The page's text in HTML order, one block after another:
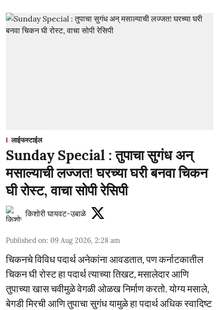
लाईफस्टाईल
Sunday Special : तुपाचा सुगंध अन्
मसाल्याची लज्जत! घरच्या घरी बनवा चिकन
घी रोस्ट, वाचा सोपी रेसिपी
किशोरी घायवट-उबाळे
Published on: 09 Aug 2026, 2:28 am
चिकनचे विविध पदार्थ अनेकांना आवडतात, पण कर्नाटकातील
चिकन घी रोस्ट हा पदार्थ त्याच्या तिखट, मसालेदार आणि
तुपाच्या खास चवीमुळे वेगळी ओळख निर्माण करतो. योग्य मसाले,
बेगडी मिरची आणि तुपाचा सुगंध यामुळे हा पदार्थ अधिक स्वादिष्ट